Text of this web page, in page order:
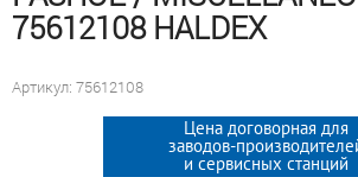
75612108 HALDEX
Артикул: 75612108
Цена договорная для
заводов-
и сервисных станций
Цена договорная для
заводов-
и сервисных станций